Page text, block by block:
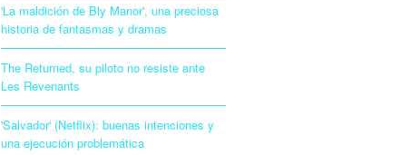
'La maldición de Bly Manor', una preciosa
historia de fantasmas y dramas
The Returned, su piloto no resiste ante
Les Revenants
'Salvador' (Netflix): buenas intenciones y
una ejecución problemática